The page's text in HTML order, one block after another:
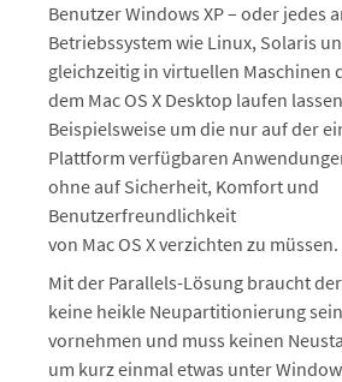
Benutzer Windows XP – oder jedes
Betriebssystem wie Linux, Solaris
gleichzeitig in virtuellen Maschinen
dem Mac OS X Desktop laufen
Beispielsweise um die nur auf der
Plattform verfügbaren
ohne auf Sicherheit, Komfort und
Benutzerfreundlichkeit
von Mac OS X verzichten zu müssen.
Mit der Parallels-Lösung braucht
keine heikle Neupartitionierung
vornehmen und muss keinen
um kurz einmal etwas unter